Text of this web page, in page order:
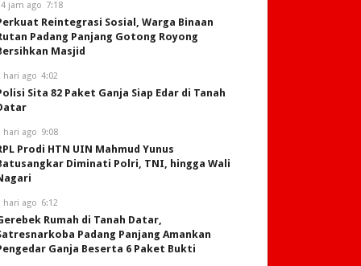
jam ago 7:18
Reintegrasi Sosial, Warga Binaan
Padang Panjang Gotong Royong
Masjid
hari ago 4:02
Sita 82 Paket Ganja Siap Edar di Tanah
hari ago 9:08
Prodi HTN UIN Mahmud Yunus
Diminati Polri, TNI, hingga Wali
hari ago 6:12
Rumah di Tanah Datar,
Padang Panjang Amankan
Ganja Beserta 6 Paket Bukti